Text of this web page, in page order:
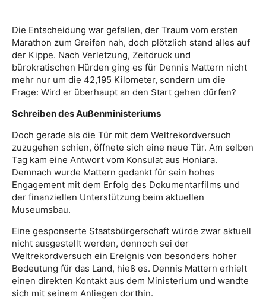
Die Entscheidung war gefallen, der Traum vom ersten
Marathon zum Greifen nah, doch plötzlich stand alles auf
der Kippe. Nach Verletzung, Zeitdruck und
bürokratischen Hürden ging es für Dennis Mattern nicht
mehr nur um die 42,195 Kilometer, sondern um die
Frage: Wird er überhaupt an den Start gehen dürfen?
Schreiben des Außenministeriums
Doch gerade als die Tür mit dem Weltrekordversuch
zuzugehen schien, öffnete sich eine neue Tür. Am selben
Tag kam eine Antwort vom Konsulat aus Honiara.
Demnach wurde Mattern gedankt für sein hohes
Engagement mit dem Erfolg des Dokumentarfilms und
der finanziellen Unterstützung beim aktuellen
Museumsbau.
Eine gesponserte Staatsbürgerschaft würde zwar aktuell
nicht ausgestellt werden, dennoch sei der
Weltrekordversuch ein Ereignis von besonders hoher
Bedeutung für das Land, hieß es. Dennis Mattern erhielt
einen direkten Kontakt aus dem Ministerium und wandte
sich mit seinem Anliegen dorthin.